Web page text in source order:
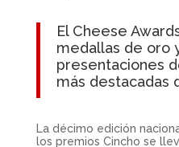
El Cheese
medallas de oro
presentaciones
más destacadas
La décimo edición
los premios Cincho se